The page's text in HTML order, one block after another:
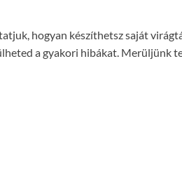
hogyan készíthetsz saját
a gyakori hibákat. Merüljünk